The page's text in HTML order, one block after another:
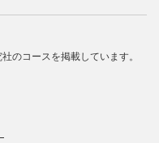
のコースを掲載しています。